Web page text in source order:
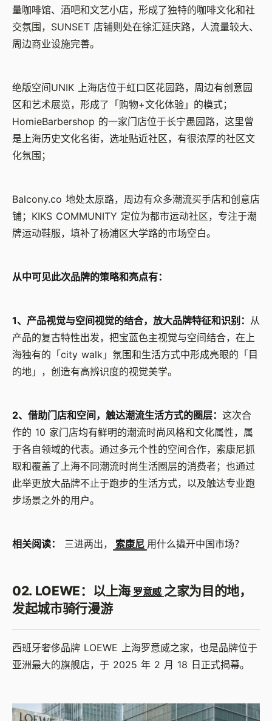
量咖啡馆、酒吧和文艺小店，形成了独特的咖啡文化和社
交氛围，SUNSET 店铺则处在徐汇延庆路，人流量较大、
周边商业设施完善。
绝版空间UNIK 上海店位于虹口区花园路，周边有创意园
区和艺术展览，形成了「购物+文化体验」的模式；
HomieBarbershop 的一家门店位于长宁愚园路，这里曾
是上海历史文化名街，选址贴近社区，有很浓厚的社区文
化氛围；
Balcony.co 地处太原路，周边有众多潮流买手店和创意店
铺；KIKS COMMUNITY 定位为都市运动社区，专注于潮
牌运动鞋服，填补了杨浦区大学路的市场空白。
从中可见此次品牌的策略和亮点有：
1、产品视觉与空间视觉的结合，放大品牌特征和识别： 从
产品的复古特性出发，把宝蓝色主视觉与空间结合，在上
海独有的「city walk」氛围和生活方式中形成亮眼的「目
的地」，创造有高辨识度的视觉美学。
2、借助门店和空间，触达潮流生活方式的圈层： 这次合
作的 10 家门店均有鲜明的潮流时尚风格和文化属性，属
于各自领域的代表。通过多元个性的空间合作，索康尼抓
取和覆盖了上海不同潮流时尚生活圈层的消费者；也通过
此举更放大品牌不止于跑步的生活方式，以及触达专业跑
步场景之外的用户。
相关阅读： 三进两出， 索康尼 用什么撬开中国市场？
02. LOEWE：以上海 罗意威 之家为目的地，
发起城市骑行漫游
西班牙奢侈品牌 LOEWE 上海罗意威之家，也是品牌位于
亚洲最大的旗舰店，于 2025 年 2 月 18 日正式揭幕。